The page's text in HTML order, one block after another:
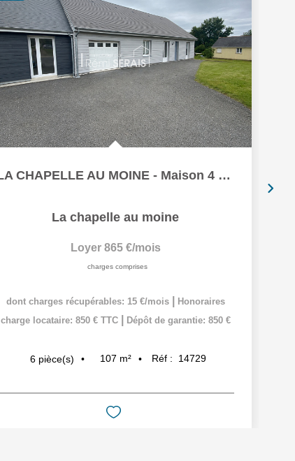
LA CHAPELLE AU MOINE - Maison 4 chambres
La chapelle au moine
Loyer 865 €/mois
charges comprises
dont charges récupérables: 15 €/mois
Honoraires
charge locataire: 850 € TTC
Dépôt de garantie: 850 €
6 pièce(s) 107 m² Réf : 14729